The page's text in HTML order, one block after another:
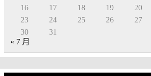
16
17 18 19 20
23
24 25 26 27
30
31
« 7 月